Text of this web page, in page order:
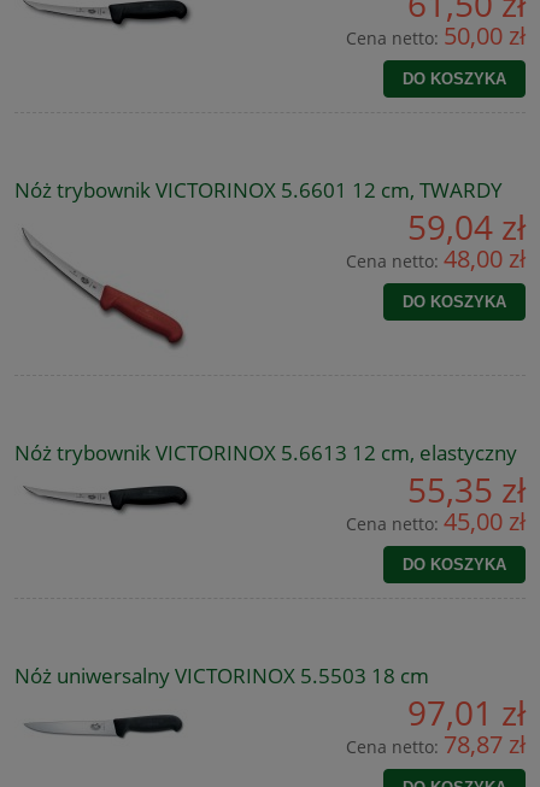
Cena netto: 50,00 zł
DO KOSZYKA
Nóż trybownik VICTORINOX 5.6601 12 cm, TWARDY
59,04 zł
Cena netto: 48,00 zł
DO KOSZYKA
Nóż trybownik VICTORINOX 5.6613 12 cm, elastyczny
55,35 zł
Cena netto: 45,00 zł
DO KOSZYKA
Nóż uniwersalny VICTORINOX 5.5503 18 cm
97,01 zł
Cena netto: 78,87 zł